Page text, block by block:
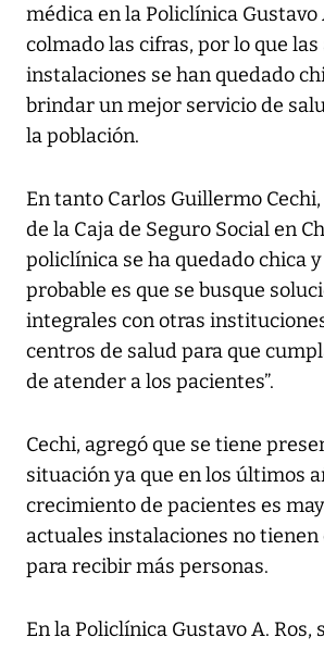
médica en la Policlínica Gustavo
colmado las cifras, por lo que
instalaciones se han quedado
brindar un mejor servicio de
la población.
En tanto Carlos Guillermo
de la Caja de Seguro Social en
policlínica se ha quedado chica
probable es que se busque
integrales con otras
centros de salud para que
de atender a los pacientes”.
Cechi, agregó que se tiene
situación ya que en los últimos
crecimiento de pacientes es
actuales instalaciones no tienen
para recibir más personas.
En la Policlínica Gustavo A. Ros,